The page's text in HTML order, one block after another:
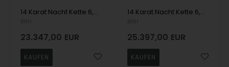
14 Karat Nacht Kette 6,5 mm als Armband oder Halskette
23.347,00 EUR
14 Karat Nacht Kette 6,5 mm als Armband oder Halskette
25.397,00 EUR